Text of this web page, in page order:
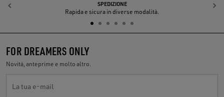
SPEDIZIONE
Rapida e sicura in diverse modalità.
Indietro
FOR DREAMERS ONLY
Novità, anteprime e molto altro.
La tua e-mail